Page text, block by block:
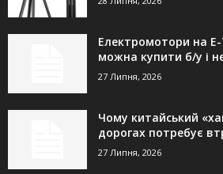
Електромотори на
можна купити б/у і
27 Липня, 2026
Чому китайський
дорогах потребує
27 Липня, 2026